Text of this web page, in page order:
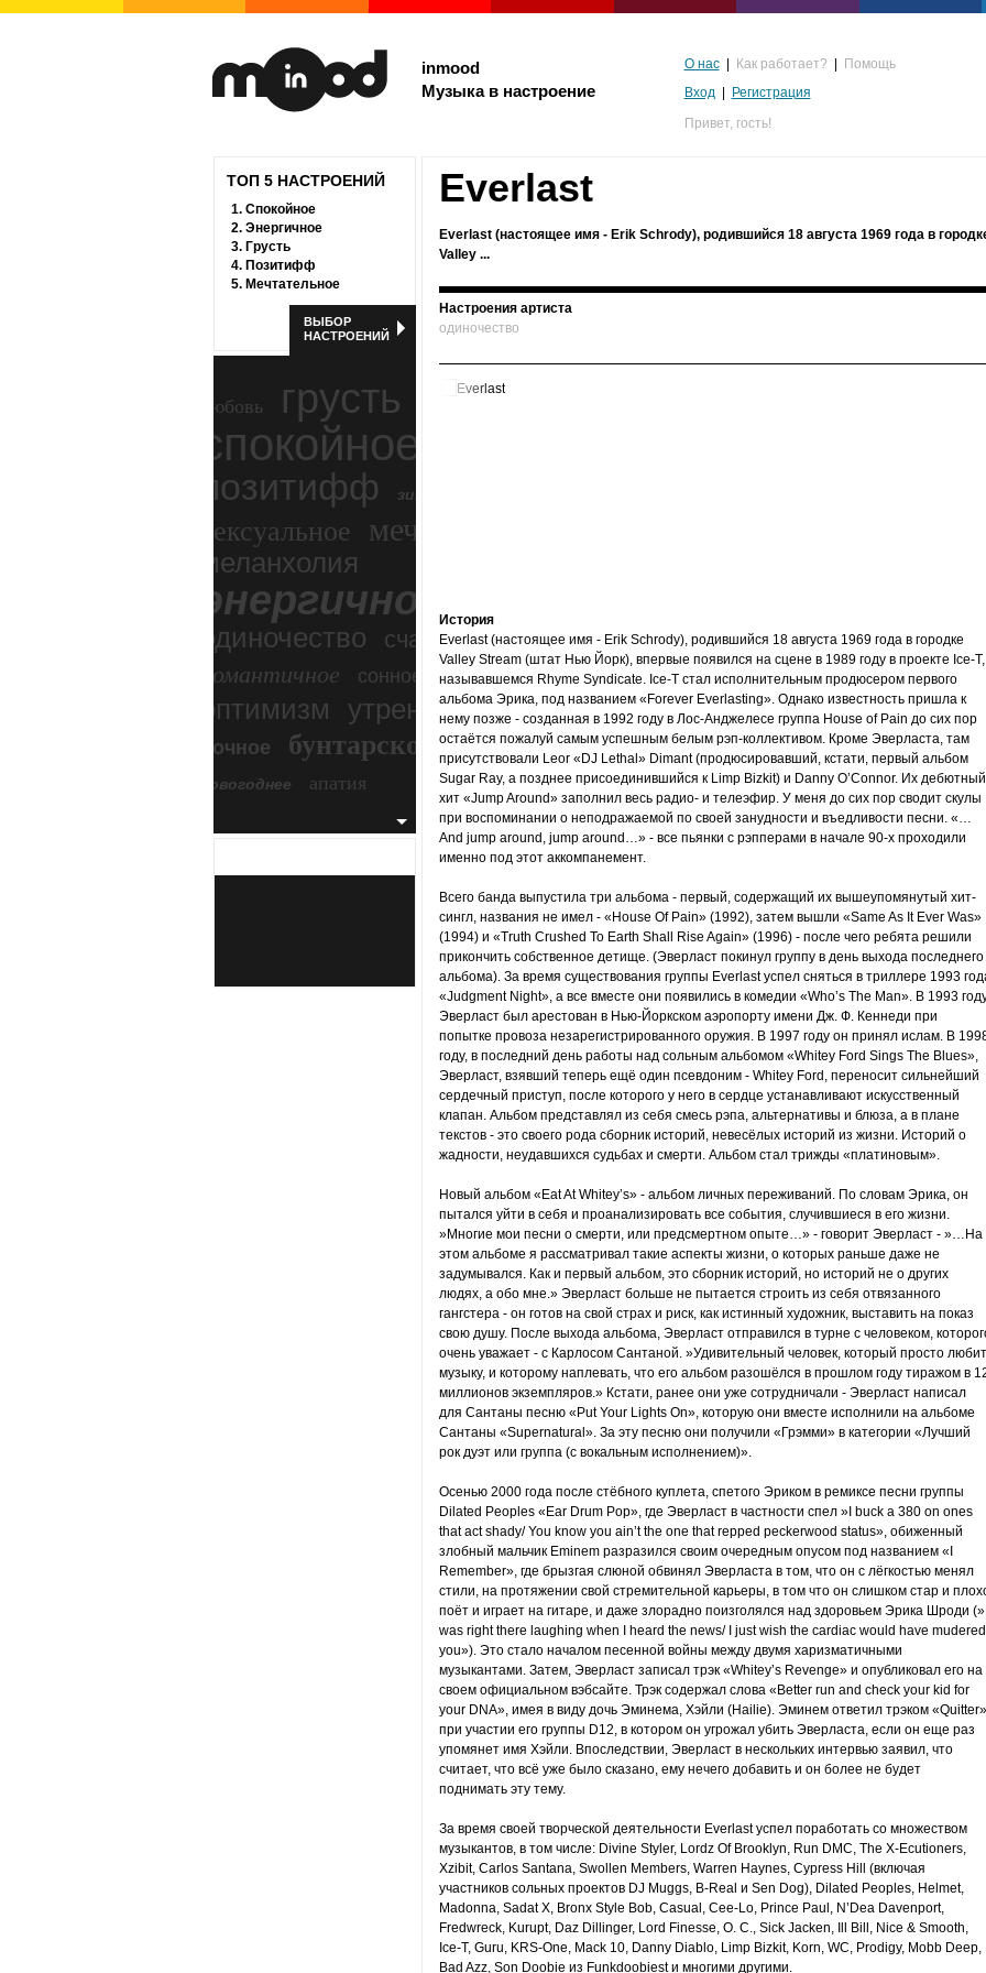
inmood
Музыка в настроение
О нас Как работает?
Помощь
Вход
Регистрация
Привет, гость!
ТОП 5 НАСТРОЕНИЙ
1. Спокойное
2. Энергичное
3. Грусть
4. Позитифф
5. Мечтательное
ВЫБОР
НАСТРОЕНИЙ
любовь грусть
спокойное
позитифф зимний экстрим
сексуальное мечтательное
меланхолия
энергичное
одиночество счастье
романтичное сонное
оптимизм утреннее злость
ночное бунтарское
беспокойное
новогоднее
апатия
Everlast
Everlast (настоящее имя - Erik Schrody), родившийся 18 августа 1969 года в
Valley ...
Настроения артиста
одиночество
История
Everlast (настоящее имя - Erik Schrody), родившийся 18 августа 1969 года в городке
Valley Stream (штат Нью Йорк), впервые появился на сцене в 1989 году в проекте Ice-T,
называвшемся Rhyme Syndicate. Ice-T cтал исполнительным продюсером первого
альбома Эрика, под названием «Forever Everlasting». Однако известность пришла к
нему позже - созданная в 1992 году в Лос-Анджелесе группа House of Pain до сих пор
остаётся пожалуй самым успешным белым рэп-коллективом. Кроме Эверласта, там
присутствовали Leor «DJ Lethal» Dimant (продюсировавший, кстати, первый альбом
Sugar Ray, а позднее присоединившийся к Limp Bizkit) и Danny O’Connor. Их дебютный
хит «Jump Around» заполнил весь радио- и телеэфир. У меня до сих пор сводит скулы
при воспоминании о неподражаемой по своей занудности и въедливости песни. «…
And jump around, jump around…» - все пьянки с рэпперами в начале 90-х проходили
именно под этот аккомпанемент.
Всего банда выпустила три альбома - первый, содержащий их вышеупомянутый хит-
сингл, названия не имел - «Нouse Of Pain» (1992), затем вышли «Same As It Ever Was»
(1994) и «Truth Crushed To Earth Shall Rise Again» (1996) - после чего ребята решили
прикончить собственное детище. (Эверласт покинул группу в день выхода последнего
альбома). За время существования группы Everlast успел сняться в триллере 1993
«Judgment Night», а все вместе они появились в комедии «Who’s The Man». В 1993
Эверласт был арестован в Нью-Йоркском аэропорту имени Дж. Ф. Кеннеди при
попытке провоза незарегистрированного оружия. В 1997 году он принял ислам. В
году, в последний день работы над сольным альбомом «Whitey Ford Sings The Blues»,
Эверласт, взявший теперь ещё один псевдоним - Whitey Ford, переносит сильнейший
сердечный приступ, после которого у него в сердце устанавливают искусственный
клапан. Альбом представлял из себя смесь рэпа, альтернативы и блюза, а в плане
текстов - это своего рода сборник историй, невесёлых историй из жизни. Историй о
жадности, неудавшихся судьбах и смерти. Альбом стал трижды «платиновым».
Новый альбом «Eat At Whitey’s» - альбом личных переживаний. По словам Эрика, он
пытался уйти в себя и проанализировать все события, случившиеся в его жизни.
»Многие мои песни о смерти, или предсмертном опыте…» - говорит Эверласт - »…На
этом альбоме я рассматривал такие аспекты жизни, о которых раньше даже не
задумывался. Как и первый альбом, это сборник историй, но историй не о других
людях, а обо мне.» Эверласт больше не пытается строить из себя отвязанного
гангстера - он готов на свой страх и риск, как истинный художник, выставить на показ
свою душу. После выхода альбома, Эверласт отправился в турне с человеком,
очень уважает - с Карлосом Сантаной. »Удивительный человек, который просто любит
музыку, и которому наплевать, что его альбом разошёлся в прошлом году тиражом в
миллионов экземпляров.» Кстати, ранее они уже сотрудничали - Эверласт написал
для Сантаны песню «Put Your Lights On», которую они вместе исполнили на альбоме
Сантаны «Supernatural». За эту песню они получили «Грэмми» в категории «Лучший
рок дуэт или группа (с вокальным исполнением)».
Осенью 2000 года после стёбного куплета, спетого Эриком в ремиксе песни группы
Dilated Peoples «Ear Drum Pop», где Эверласт в частности спел »I buck a 380 on ones
that act shady/ You know you ain’t the one that repped peckerwood status», обиженный
злобный мальчик Eminem разразился своим очередным опусом под названием «I
Remember», где брызгая слюной обвинял Эверласта в том, что он с лёгкостью менял
стили, на протяжении свой стремительной карьеры, в том что он слишком стар и
поёт и играет на гитаре, и даже злорадно поизголялся над здоровьем Эрика Шроди (»I
was right there laughing when I heard the news/ I just wish the cardiac would have mudered
you»). Это стало началом песенной войны между двумя харизматичными
музыкантами. Затем, Эверласт записал трэк «Whitey’s Revenge» и опубликовал его на
своем официальном вэбсайте. Трэк содержал слова «Better run and check your kid for
your DNA», имея в виду дочь Эминема, Хэйли (Hailie). Эминем ответил трэком «Quitter»
при участии его группы D12, в котором он угрожал убить Эверласта, если он еще раз
упомянет имя Хэйли. Впоследствии, Эверласт в нескольких интервью заявил, что
считает, что всё уже было сказано, ему нечего добавить и он более не будет
поднимать эту тему.
За время своей творческой деятельности Everlast успел поработать со множеством
музыкантов, в том числе: Divine Styler, Lordz Of Brooklyn, Run DMC, The X-Ecutioners,
Xzibit, Carlos Santana, Swollen Members, Warren Haynes, Cypress Hill (включая
участников сольных проектов DJ Muggs, B-Real и Sen Dog), Dilated Peoples, Helmet,
Madonna, Sadat X, Bronx Style Bob, Casual, Cee-Lo, Prince Paul, N’Dea Davenport,
Fredwreck, Kurupt, Daz Dillinger, Lord Finesse, O. C., Sick Jacken, Ill Bill, Nice & Smooth,
Ice-T, Guru, KRS-One, Mack 10, Danny Diablo, Limp Bizkit, Korn, WC, Prodigy, Mobb Deep,
Bad Azz, Son Doobie из Funkdoobiest и многими другими.